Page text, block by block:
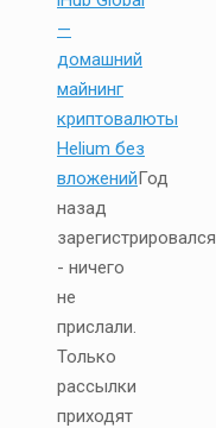
—
домашний
майнинг
криптовалюты
Helium без
вложенийГод
назад
зарегистрировался
- ничего
не
прислали.
Только
рассылки
приходят